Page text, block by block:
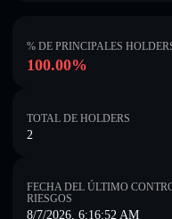
% DE PRINCIPALES
100.00%
TOTAL DE HOLDERS
2
FECHA DEL ÚLTIMO
RIESGOS
8/7/2026, 6:16:52 AM